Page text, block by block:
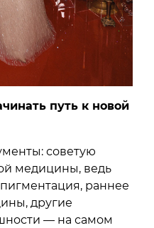
путь к новой
советую
медицины, ведь
пигментация, раннее
другие
— на самом